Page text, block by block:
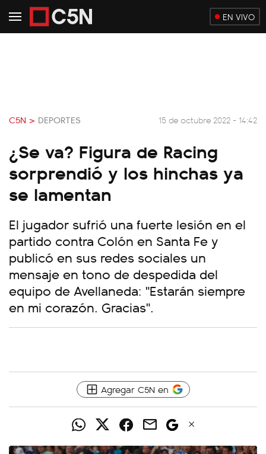
EN VIVO
C5N > DEPORTES 15 de octubre 2022 - 14:42
¿Se va? Figura de Racing
sorprendió y los hinchas ya
se lamentan
El jugador sufrió una fuerte lesión en el
partido contra Colón en Santa Fe y
publicó en sus redes sociales un
mensaje en tono de despedida del
equipo de Avellaneda: "Estarán siempre
en mi corazón. Gracias".
Agregar C5N en